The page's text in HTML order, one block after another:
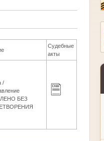
Судебные
акты
/
БЕЗ